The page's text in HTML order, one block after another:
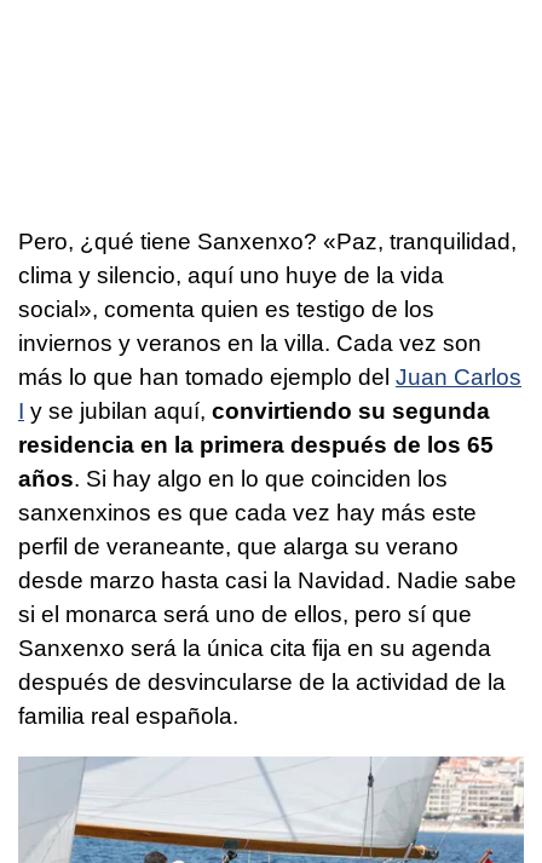
Pero, ¿qué tiene Sanxenxo? «Paz, tranquilidad,
clima y silencio, aquí uno huye de la vida
social», comenta quien es testigo de los
inviernos y veranos en la villa. Cada vez son
más lo que han tomado ejemplo del Juan Carlos
I y se jubilan aquí, convirtiendo su segunda
residencia en la primera después de los 65
años. Si hay algo en lo que coinciden los
sanxenxinos es que cada vez hay más este
perfil de veraneante, que alarga su verano
desde marzo hasta casi la Navidad. Nadie sabe
si el monarca será uno de ellos, pero sí que
Sanxenxo será la única cita fija en su agenda
después de desvincularse de la actividad de la
familia real española.